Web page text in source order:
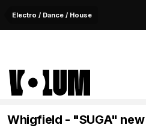
Electro / Dance / House
Whigfield - "SUGA"